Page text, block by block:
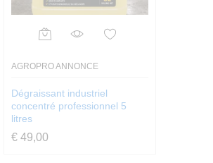
AGROPRO ANNONCE
Dégraissant industriel
concentré professionnel 5
litres
€ 49,00